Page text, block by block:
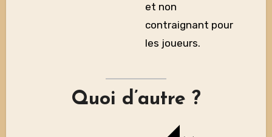
et non
contraignant pour
les joueurs.
Quoi d’autre ?